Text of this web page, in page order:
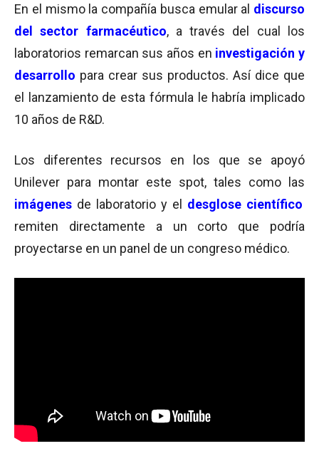
En el mismo la compañía busca emular al discurso
del sector farmacéutico, a través del cual los
laboratorios remarcan sus años en investigación y
desarrollo para crear sus productos. Así dice que
el lanzamiento de esta fórmula le habría implicado
10 años de R&D.
Los diferentes recursos en los que se apoyó
Unilever para montar este spot, tales como las
imágenes de laboratorio y el desglose científico
remiten directamente a un corto que podría
proyectarse en un panel de un congreso médico.